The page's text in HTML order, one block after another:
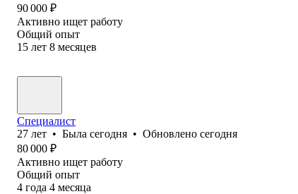
90 000 ₽
Активно ищет работу
Общий опыт
15 лет 8 месяцев
Специалист
27 лет • Была сегодня • Обновлено сегодня
80 000 ₽
Активно ищет работу
Общий опыт
4 года 4 месяца